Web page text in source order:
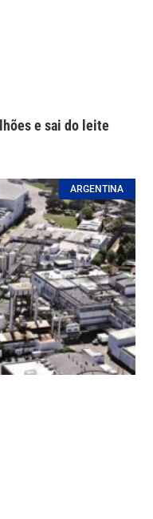
e sai do leite
ARGENTINA